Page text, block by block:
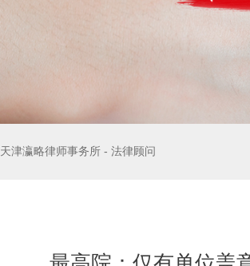
天津瀛略律师事务所 - 法律顾问